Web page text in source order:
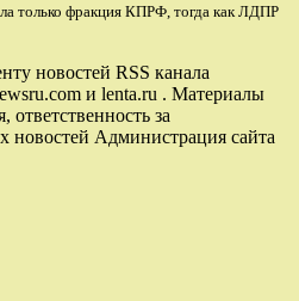
только фракция КПРФ, тогда как ЛДПР
новостей RSS канала
и lenta.ru . Материалы
за
новостей Администрация сайта